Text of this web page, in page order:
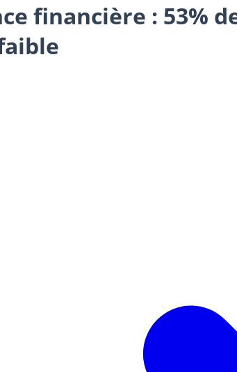
financière : 53%